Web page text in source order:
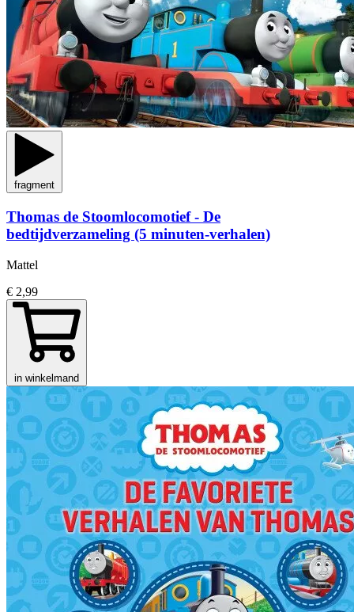
fragment
Thomas de Stoomlocomotief - De
bedtijdverzameling (5 minuten-verhalen)
Mattel
€ 2,99
in winkelmand